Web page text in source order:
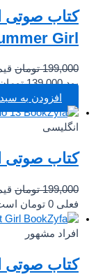
Girl
199,000 تومان
بود.139,000
افزودن به
انگلیسی
کتاب صوتی
199,000 تومان قیمت
فعلی 0 تومان است.
افراد مشهور
کتاب صوتی